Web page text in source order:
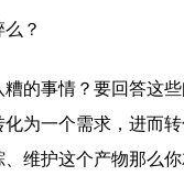
？
事情？要回答这些
为一个需求，进而
维护这个产物那么